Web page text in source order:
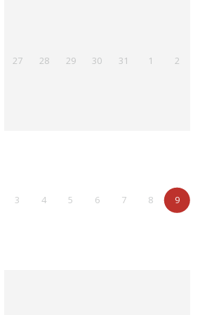
27 28 29 30 31 1 2
3 4 5 6 7 8 9